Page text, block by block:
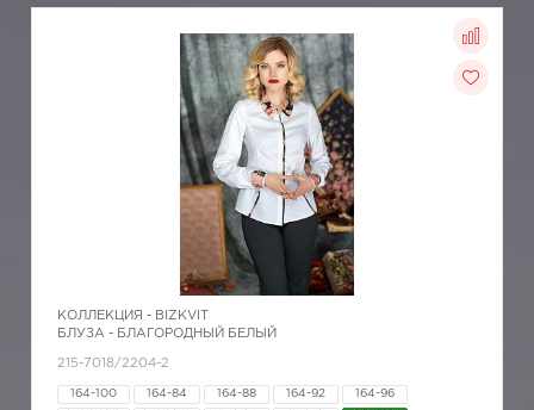
КОЛЛЕКЦИЯ - BIZKVIT
БЛУЗА - БЛАГОРОДНЫЙ БЕЛЫЙ
215-7018/2204-2
164-100 164-84 164-88 164-92 164-96